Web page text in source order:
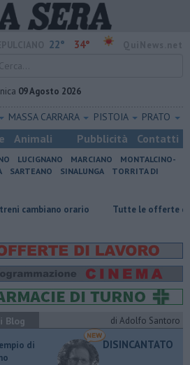
22° 34°
09 Agosto 2026
MASSA CARRARA PISTOIA PRATO
Animali Pubblicità Contatti
LUCIGNANO MARCIANO
MONTALCINO-
SARTEANO SINALUNGA
TORRITA DI
orario ​Tutte le offerte di lavoro in
Blog di Adolfo Santoro
di
DISINCANTATO